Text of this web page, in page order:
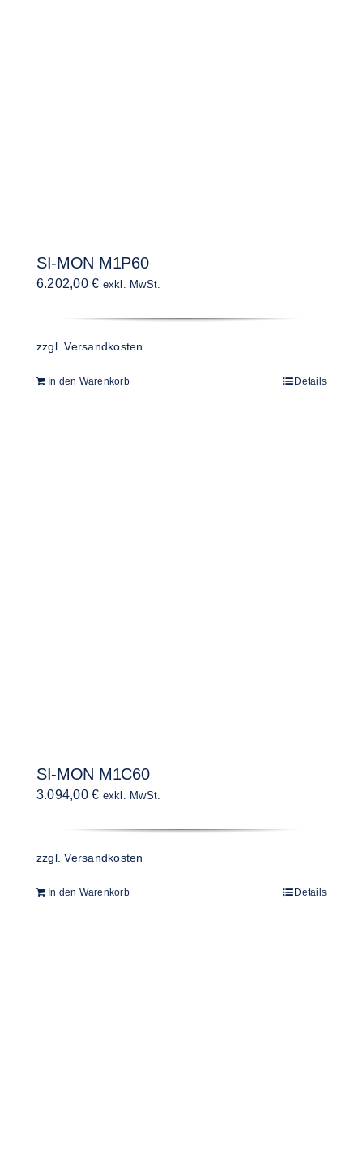
SI-MON M1P60
6.202,00€ exkl. MwSt.
zzgl.Versandkosten
In den Warenkorb Details
SI-MON M1C60
3.094,00€ exkl. MwSt.
zzgl.Versandkosten
In den Warenkorb Details